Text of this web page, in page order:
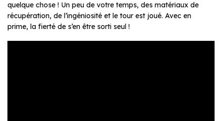
quelque chose ! Un peu de votre temps, des matériaux de
récupération, de l’ingéniosité et le tour est joué. Avec en
prime, la fierté de s’en être sorti seul !